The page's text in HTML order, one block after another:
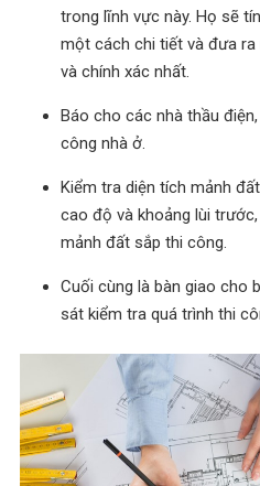
trong lĩnh vực này. Họ sẽ
một cách chi tiết và đưa
và chính xác nhất.
Báo cho các nhà thầu
công nhà ở.
Kiểm tra diện tích mảnh
cao độ và khoảng lùi
mảnh đất sắp thi công.
Cuối cùng là bàn giao cho
sát kiểm tra quá trình thi